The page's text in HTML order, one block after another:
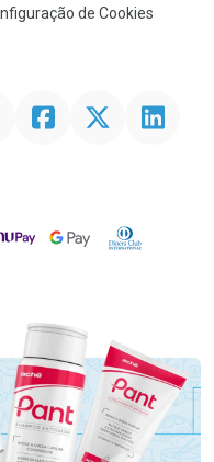
de Cookies
FacebookTwitter Linkedin
Google PayDiners Club